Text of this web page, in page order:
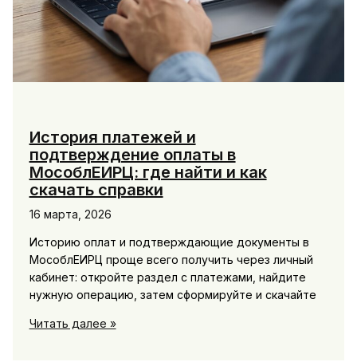
История платежей и
подтверждение оплаты в
МособлЕИРЦ: где найти и как
скачать справки
16 марта, 2026
Историю оплат и подтверждающие документы в
МособлЕИРЦ проще всего получить через личный
кабинет: откройте раздел с платежами, найдите
нужную операцию, затем сформируйте и скачайте
История
Читать далее »